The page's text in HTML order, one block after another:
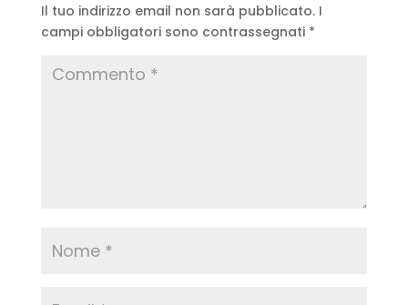
Il tuo indirizzo email non sarà pubblicato. I
campi obbligatori sono contrassegnati *